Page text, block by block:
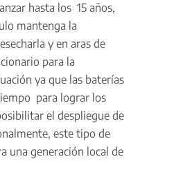
hasta los 15 años,
mantenga la
y en aras de
para la
ya que las baterías
para lograr los
el despliegue de
este tipo de
una generación local de